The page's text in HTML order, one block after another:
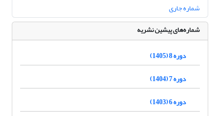
شماره جاری
شماره‌های پیشین نشریه
دوره 8 (1405)
دوره 7 (1404)
دوره 6 (1403)